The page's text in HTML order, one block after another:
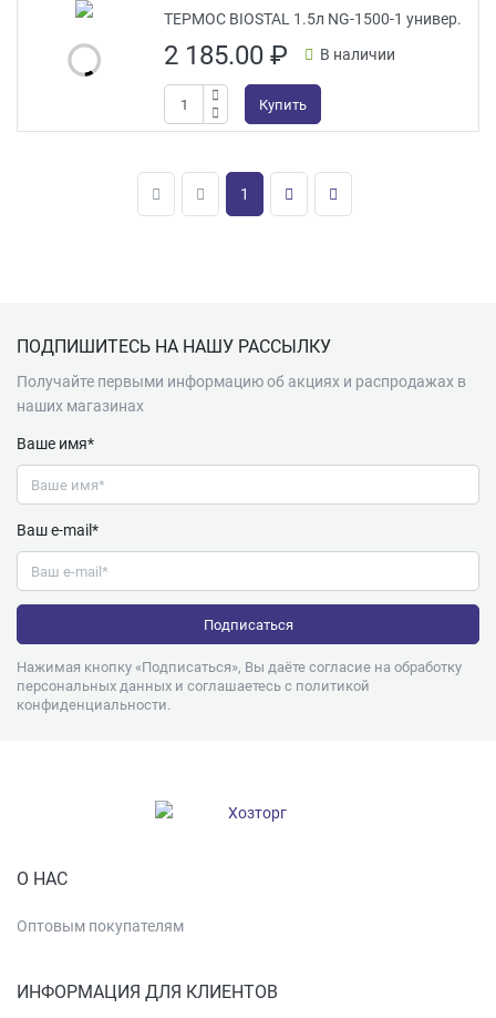
ТЕРМОС BIOSTAL 1.5л NG-1500-1 универ.
2 185.00₽ В наличии
Купить
1
ПОДПИШИТЕСЬ НА НАШУ РАССЫЛКУ
Получайте первыми информацию об акциях и распродажах в
наших магазинах
Ваше имя*
Ваш e-mail*
Нажимая кнопку «Подписаться», Вы даёте согласие на обработку
персональных данных и соглашаетесь с политикой
конфиденциальности.
О НАС
Оптовым покупателям
ИНФОРМАЦИЯ ДЛЯ КЛИЕНТОВ